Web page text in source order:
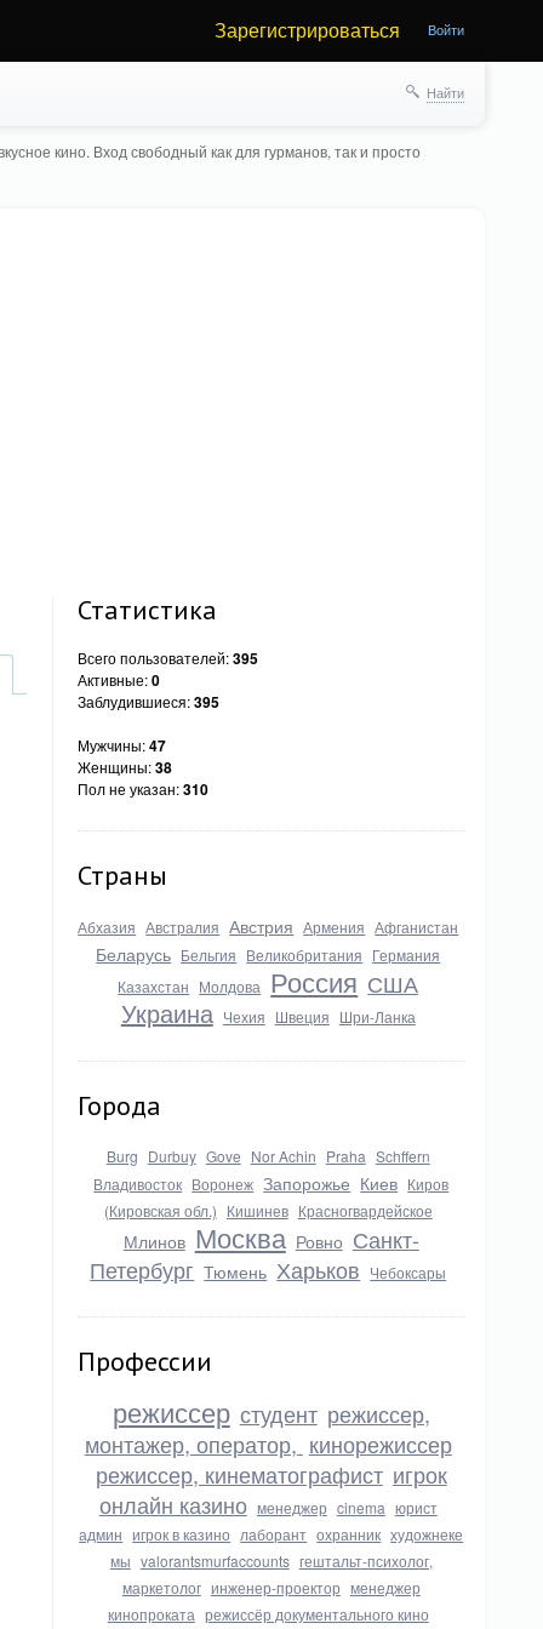
Зарегистрироваться Войти
Найти
кино. Вход свободный как для гурманов, так и просто
Статистика
Всего пользователей:395
Активные:0
Заблудившиеся:395
Мужчины:47
Женщины:38
Пол не указан:310
Страны
Абхазия Австралия Австрия Армения Афганистан
Беларусь Бельгия Великобритания Германия
Казахстан Молдова Россия США
Украина Чехия Швеция Шри-Ланка
Города
Burg Durbuy Gove Nor Achin Praha Schffern
Владивосток Воронеж Запорожье Киев Киров
(Кировская обл.) Кишинев Красногвардейское
Млинов Москва Ровно Санкт-
Петербург Тюмень Харьков Чебоксары
Профессии
режиссер студент режиссер,
монтажер, оператор, кинорежиссер
режиссер, кинематографист игрок
онлайн казино менеджер cinema юрист
админ игрок в казино лаборант охранник художнеке
мы valorantsmurfaccounts гештальт-психолог,
маркетолог инженер-проектор менеджер
кинопроката режиссёр документального кино